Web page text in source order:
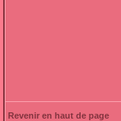
Revenir en haut de page